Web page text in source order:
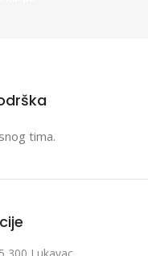
tima.